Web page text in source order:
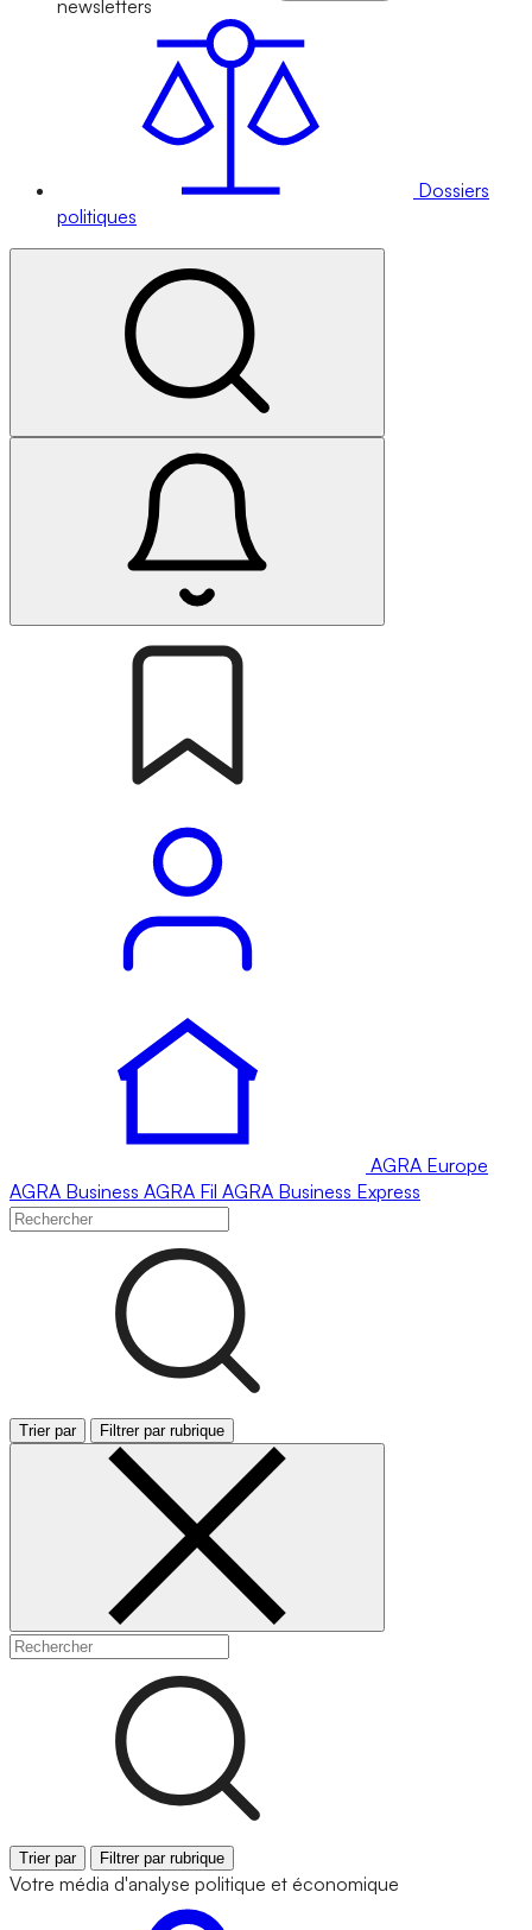
newsletters
Dossiers
politiques
AGRA Europe
AGRA Business AGRA Fil AGRA Business Express
Trier par Filtrer par rubrique
Trier par Filtrer par rubrique
Votre média d'analyse politique et économique